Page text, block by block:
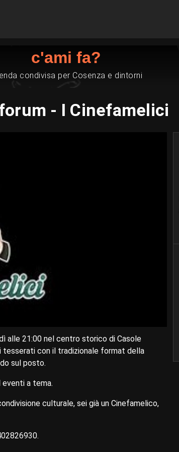
c'ami fa?
condivisa per Cosenza e dintorni
- I Cinefamelici
alle 21:00 nel centro storico di Casole
con il tradizionale format della
sul posto.
a tema.
culturale, sei già un Cinefamelico,